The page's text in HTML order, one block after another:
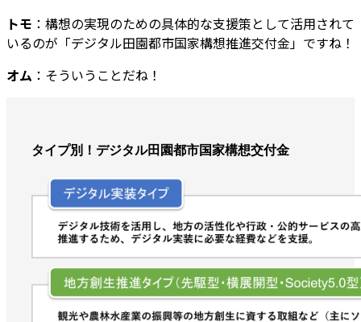
トモ ：構想の実現のための具体的な支援策として活用されて
いるのが「デジタル田園都市国家構想推進交付金」ですね！
オム ：そういうことだね！
タイプ別！デジタル田園都市国家構想交付金